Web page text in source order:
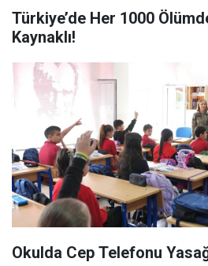
Türkiye’de Her 1000
Kaynaklı!
Okulda Cep Telefonu